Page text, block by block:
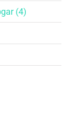
(4)